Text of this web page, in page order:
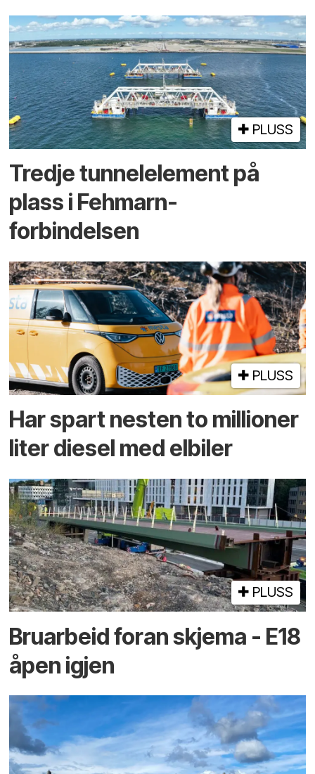
PLUSS
Tredje tunnel­element på
plass i Fehmarn-
forbindelsen
PLUSS
Har spart nesten to millioner
liter diesel med elbiler
PLUSS
Bruarbeid foran skjema - E18
åpen igjen